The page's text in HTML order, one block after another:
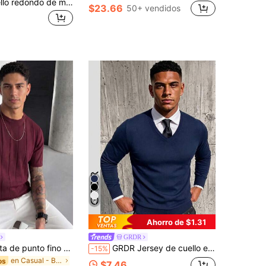
$23.66 50+ vendidos
GRDR Camiseta de punto fino de verano para hombre, unicolor, acanalada, manga corta, deportiva casual, adecuada para deportes al aire libre
en Casual - Básico Tops de punto para hombre
4
Ahorro de $1.31
GRDR
-15% GRDR Jersey de cuello en V de manga larga para hombre, jersey de punto versátil para uso diario